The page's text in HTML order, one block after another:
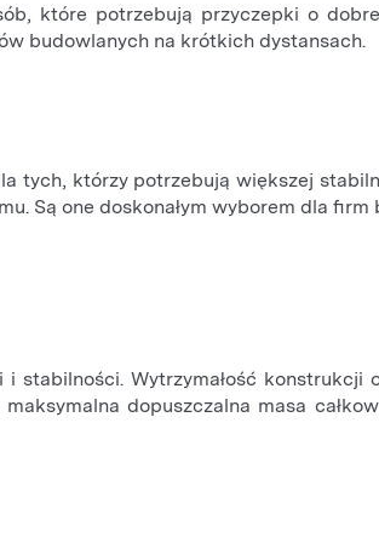
które potrzebują przyczepki o
budowlanych na krótkich dystansach.
tych, którzy potrzebują większej
Są one doskonałym wyborem dla
stabilności. Wytrzymałość
dopuszczalna masa